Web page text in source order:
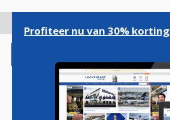
gaan
Profiteer nu van 30% korting